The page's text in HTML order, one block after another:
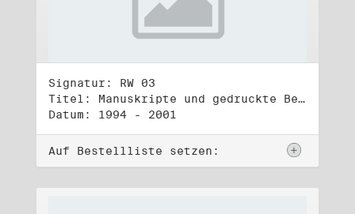
Signatur: RW 03
Titel: Manuskripte und gedruckte Belege (3)
Datum: 1994 - 2001
Auf Bestellliste setzen: